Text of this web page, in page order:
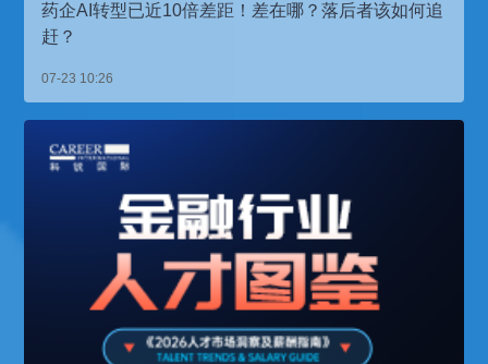
药企AI转型已近10倍差距！差在哪？落后者该如何追
赶？
07-23 10:26